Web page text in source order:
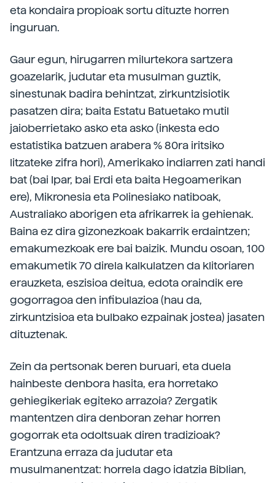
eta kondaira propioak sortu dituzte horren
inguruan.
Gaur egun, hirugarren milurtekora sartzera
goazelarik, judutar eta musulman guztik,
sinestunak badira behintzat, zirkuntzisiotik
pasatzen dira; baita Estatu Batuetako mutil
jaioberrietako asko eta asko (inkesta edo
estatistika batzuen arabera % 80ra iritsiko
litzateke zifra hori), Amerikako indiarren zati handi
bat (bai Ipar, bai Erdi eta baita Hegoamerikan
ere), Mikronesia eta Polinesiako natiboak,
Australiako aborigen eta afrikarrek ia gehienak.
Baina ez dira gizonezkoak bakarrik erdaintzen;
emakumezkoak ere bai baizik. Mundu osoan, 100
emakumetik 70 direla kalkulatzen da klitoriaren
erauzketa, eszisioa deitua, edota oraindik ere
gogorragoa den infibulazioa (hau da,
zirkuntzisioa eta bulbako ezpainak jostea) jasaten
dituztenak.
Zein da pertsonak beren buruari, eta duela
hainbeste denbora hasita, era horretako
gehiegikeriak egiteko arrazoia? Zergatik
mantentzen dira denboran zehar horren
gogorrak eta odoltsuak diren tradizioak?
Erantzuna erraza da judutar eta
musulmanentzat: horrela dago idatzia Biblian,